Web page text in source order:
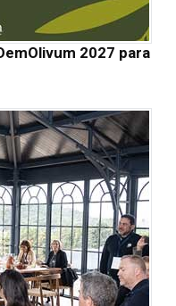
2027 para